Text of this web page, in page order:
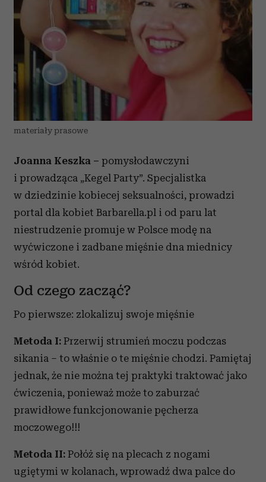
materiały prasowe
Joanna Keszka – pomysłodawczyni
i prowadząca „Kegel Party”. Specjalistka
w dziedzinie kobiecej seksualności, prowadzi
portal dla kobiet Barbarella.pl i od paru lat
niestrudzenie promuje w Polsce modę na
wyćwiczone i zadbane mięśnie dna miednicy
wśród kobiet.
Od czego zacząć?
Po pierwsze: zlokalizuj swoje mięśnie
Metoda I: Przerwij strumień moczu podczas
sikania – to właśnie o te mięśnie chodzi. Pamiętaj
jednak, że nie można tej praktyki traktować jako
ćwiczenia, ponieważ może to zaburzać
prawidłowe funkcjonowanie pęcherza
moczowego!!!
Metoda II: Połóż się na plecach z nogami
ugiętymi w kolanach, wprowadź dwa palce do